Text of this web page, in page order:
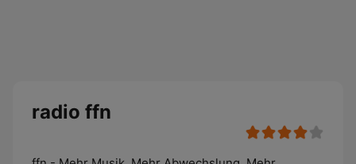
radio ffn